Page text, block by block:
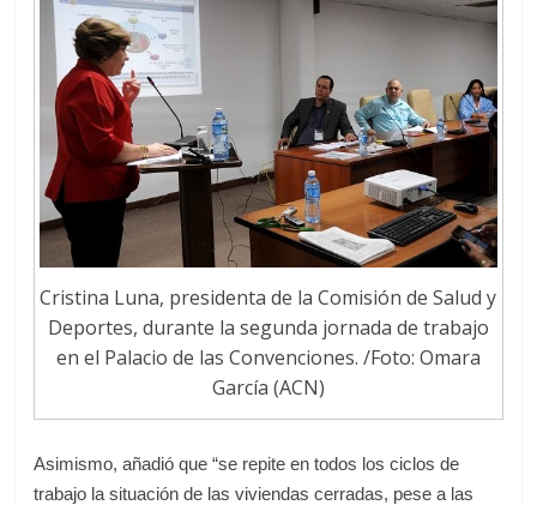
Cristina Luna, presidenta de la Comisión de Salud y
Deportes, durante la segunda jornada de trabajo
en el Palacio de las Convenciones. /Foto: Omara
García (ACN)
Asimismo, añadió que “se repite en todos los ciclos de
trabajo la situación de las viviendas cerradas, pese a las